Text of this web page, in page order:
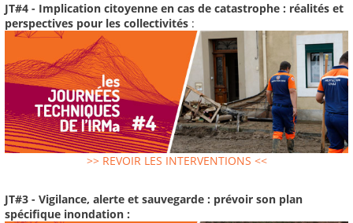
JT#4 - Implication citoyenne en cas de catastrophe : réalités et
perspectives pour les collectivités :
>> REVOIR LES INTERVENTIONS <<
JT#3 - Vigilance, alerte et sauvegarde : prévoir son plan
spécifique inondation :